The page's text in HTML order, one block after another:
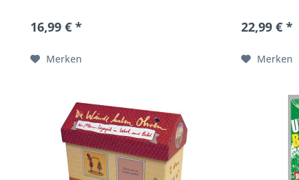
16,99 € *
Merken
22,99 € *
Merken